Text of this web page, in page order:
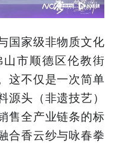
国家级非物质文化
市顺德区伦教街
这不仅是一次简单
头（非遗技艺）
售全产业链条的标
合香云纱与咏春拳